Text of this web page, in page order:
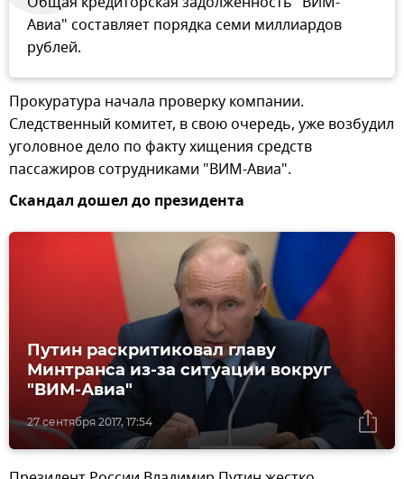
Авиа" составляет порядка семи миллиардов
рублей.
Прокуратура начала проверку компании.
Следственный комитет, в свою очередь, уже возбудил
уголовное дело по факту хищения средств
пассажиров сотрудниками "ВИМ-Авиа".
Скандал дошел до президента
27 сентября 2017, 17:54
Путин раскритиковал главу
Минтранса из-за ситуации вокруг
"ВИМ-Авиа"